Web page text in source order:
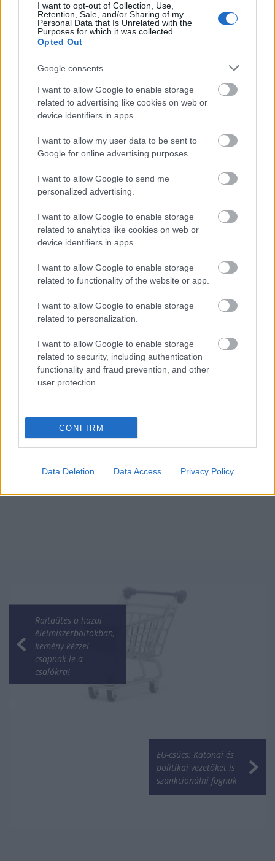
I want to opt-out of Collection, Use,
Retention, Sale, and/or Sharing of my
Personal Data that Is Unrelated with the
Purposes for which it was collected.
Opted Out
Google consents
I want to allow Google to enable storage
related to advertising like cookies on web or
device identifiers in apps.
I want to allow my user data to be sent to
Google for online advertising purposes.
I want to allow Google to send me
personalized advertising.
I want to allow Google to enable storage
related to analytics like cookies on web or
device identifiers in apps.
I want to allow Google to enable storage
related to functionality of the website or app.
I want to allow Google to enable storage
related to personalization.
I want to allow Google to enable storage
related to security, including authentication
functionality and fraud prevention, and other
user protection.
CONFIRM
Data Deletion Data Access Privacy Policy
Uniós források: íme a teendők, amelyek a
ELEMZÉSEK 2026. júl. 20.
Minden idők legjövedelmezőbbje és
gyorsmérleg
Mi lett Alain Delon vagyonával? Adóhatósági
HÍREK 2026. júl. 19.
Rajtaütés a hazai
élelmiszerboltokban,
kemény kézzel
csapnak le a
csalókra!
EU-csúcs: Katonai és
politikai vezetőket is
szankcionálni fognak